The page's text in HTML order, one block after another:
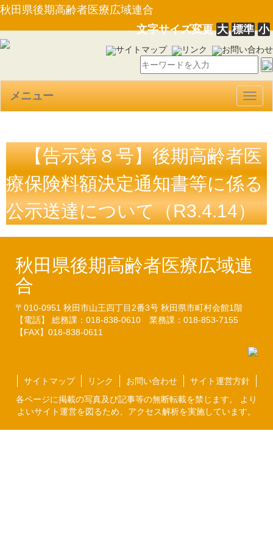
秋田県後期高齢者医療広域連合
文字サイズ変更大 標準 小
サイトマップ リンク お問い合わせ
メニュー
【告示第８号】後期高齢者医
療保険料額決定通知書等に係る
公示送達について（R3.4.14）
秋田県後期高齢者医療広域連
合
〒010-0951 秋田市山王四丁目2番3号 秋田県市町村会館1階
【電話】 総務課：018-838-0610 業務課：018-853-7155
【FAX】018-838-0611
サイトマップ リンク お問い合わせ
サイト運営方針
各ページに掲載の写真及び記事等の無断転載を禁じます。 より
よいサイト運営を図るため、アクセス解析を実施しています。